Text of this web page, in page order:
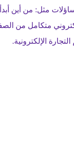
مثل: من أين
متكامل من
الإلكترونية.